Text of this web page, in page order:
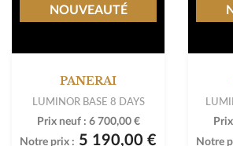
PANERAI
LUMINOR BASE 8 DAYS
Prix neuf : 6 700,00 €
Notre prix : 5 190,00 €
NOUVEAUTÉ
Notre